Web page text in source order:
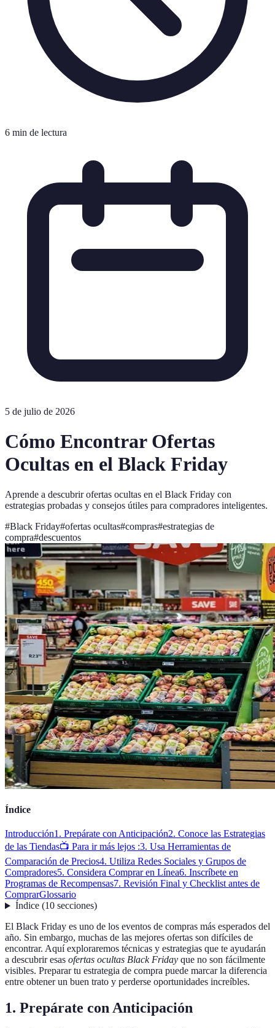
6 min de lectura
5 de julio de 2026
Cómo Encontrar Ofertas
Ocultas en el Black Friday
Aprende a descubrir ofertas ocultas en el Black Friday con
estrategias probadas y consejos útiles para compradores inteligentes.
#Black Friday#ofertas ocultas#compras#estrategias de
compra#descuentos
Índice
Introducción1. Prepárate con Anticipación2. Conoce las Estrategias
de las Tiendas📺 Para ir más lejos :3. Usa Herramientas de
Comparación de Precios4. Utiliza Redes Sociales y Grupos de
Compradores5. Considera Comprar en Línea6. Inscríbete en
Programas de Recompensas7. Revisión Final y Checklist antes de
ComprarGlossario
Índice(10 secciones)
El Black Friday es uno de los eventos de compras más esperados del
año. Sin embargo, muchas de las mejores ofertas son difíciles de
encontrar. Aquí exploraremos técnicas y estrategias que te ayudarán
a descubrir esas ofertas ocultas Black Friday que no son fácilmente
visibles. Preparar tu estrategia de compra puede marcar la diferencia
entre obtener un buen trato y perderse oportunidades increíbles.
1. Prepárate con Anticipación